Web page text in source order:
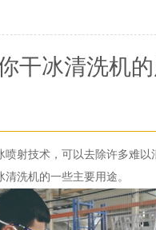
干冰清洗机的
射技术，可以去除许多难
洗机的一些主要用途。